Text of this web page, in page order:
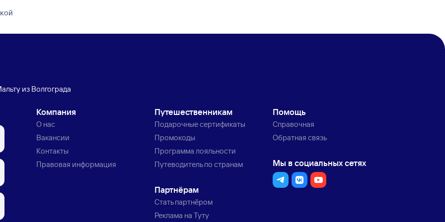
из Волгограда
Компания
О нас
Вакансии
Контакты
Правовая информация
Путешественникам
Подарочные сертификаты
Промокоды
Программа лояльности
Путеводитель по странам
Партнёрам
Стать партнёром
Реклама на Туту
Помощь
Справочная
Обратная связь
Мы в социальных сетях